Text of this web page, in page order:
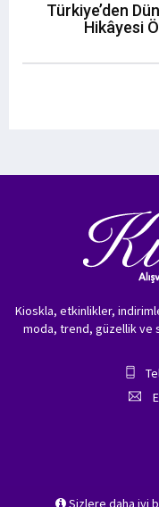
Türkiye’den
Hikâyesi
Sizlere daha iyi
Kioskla, etkinlikler,
moda, trend, güzellik ve